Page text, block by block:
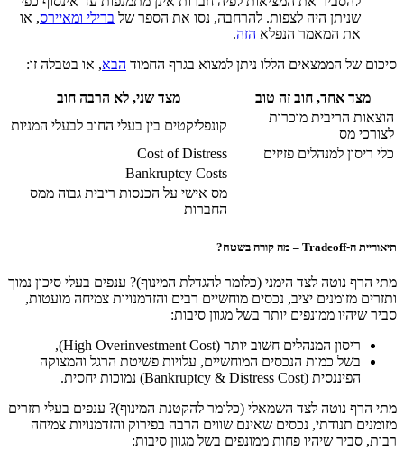
שניתן היה לצפות. להרחבה, נסו את הספר של ברילי ומאיירס, או
את המאמר הנפלא הזה.
סיכום של הממצאים הללו ניתן למצוא בגרף החמוד הבא, או בטבלה זו:
מצד אחד, חוב זה טוב
מצד שני, לא הרבה חוב
הוצאות הריבית מוכרות
לצורכי מס
קונפליקטים בין בעלי החוב לבעלי המניות
כלי ריסון למנהלים פזיזים
Cost of Distress
Bankruptcy Costs
מס אישי על הכנסות ריבית גבוה ממס
החברות
תיאוריית ה-Tradeoff – מה קורה בשטח?
מתי הרף נוטה לצד הימני (כלומר להגדלת המינוף)? ענפים בעלי סיכון נמוך
ותזרים מזומנים יציב, נכסים מוחשיים רבים והזדמנויות צמיחה מועטות,
סביר שיהיו ממונפים יותר בשל מגוון סיבות:
ריסון המנהלים חשוב יותר (High Overinvestment Cost),
בשל כמות הנכסים המוחשיים, עלויות פשיטת הרגל והמצוקה
הפיננסית (Bankruptcy & Distress Cost) נמוכות יחסית.
מתי הרף נוטה לצד השמאלי (כלומר להקטנת המינוף)? ענפים בעלי תזרים
מזומנים תנודתי, נכסים שאינם שווים הרבה בפירוק והזדמנויות צמיחה
רבות, סביר שיהיו פחות ממונפים בשל מגוון סיבות: